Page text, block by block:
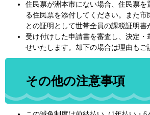
住民票が洲本市にない場合、住民票を
る住民票を添付してください。また市
との証明として世帯全員の課税証明書
受け付けした申請書を審査し、決定・
せいたします。却下の場合は理由もご
その他の注意事項